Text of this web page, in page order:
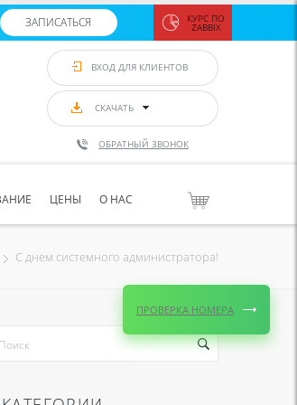
ЗАПИСАТЬСЯ КУРС ПО
ZABBIX
ВХОД ДЛЯ КЛИЕНТОВ
СКАЧАТЬ
ОБРАТНЫЙ ЗВОНОК
ЦЕНЫ О НАС
С днем системного администратора!
ПРОВЕРКА НОМЕРА